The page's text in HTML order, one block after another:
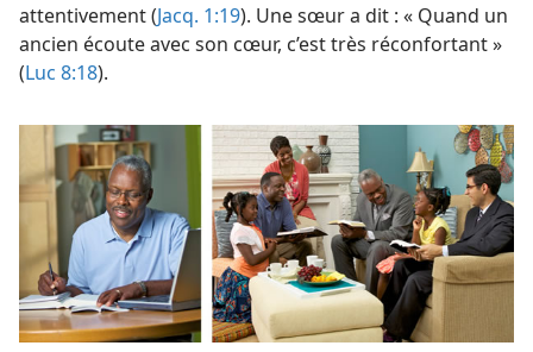
attentivement (Jacq. 1:19). Une sœur a dit : « Quand un
ancien écoute avec son cœur, c’est très réconfortant »
(Luc 8:18).